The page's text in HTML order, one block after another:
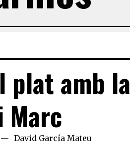
plat amb la
Marc
David García Mateu